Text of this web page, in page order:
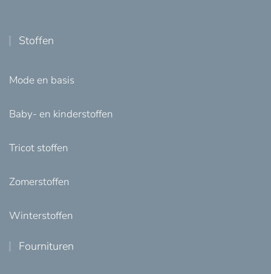
Stoffen
Mode en basis
Baby- en kinderstoffen
Tricot stoffen
Zomerstoffen
Winterstoffen
Fournituren